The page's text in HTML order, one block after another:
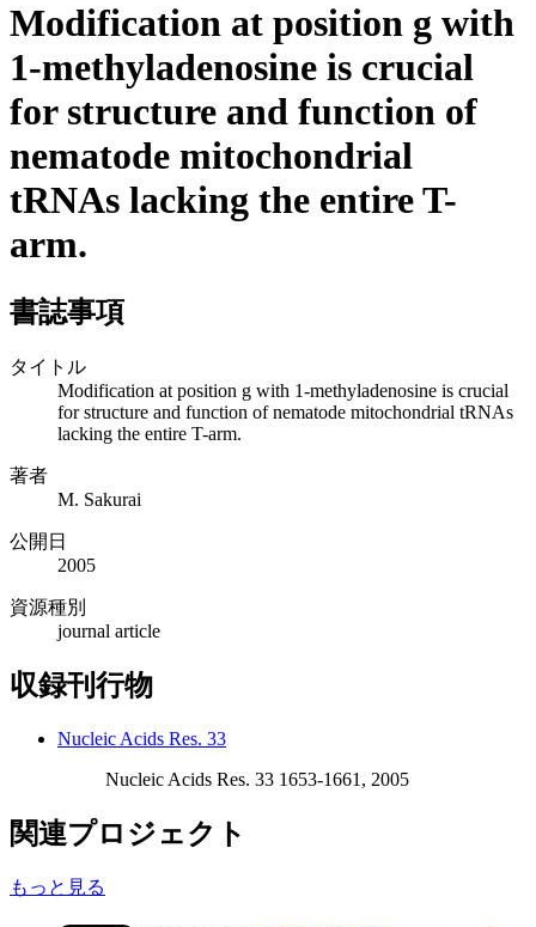
Modification at position g with
1-methyladenosine is crucial
for structure and function of
nematode mitochondrial
tRNAs lacking the entire T-
arm.
書誌事項
タイトル
Modification at position g with 1-methyladenosine is crucial
for structure and function of nematode mitochondrial tRNAs
lacking the entire T-arm.
著者
M. Sakurai
公開日
2005
資源種別
journal article
収録刊行物
Nucleic Acids Res. 33
Nucleic Acids Res. 33 1653-1661, 2005
関連プロジェクト
もっと見る